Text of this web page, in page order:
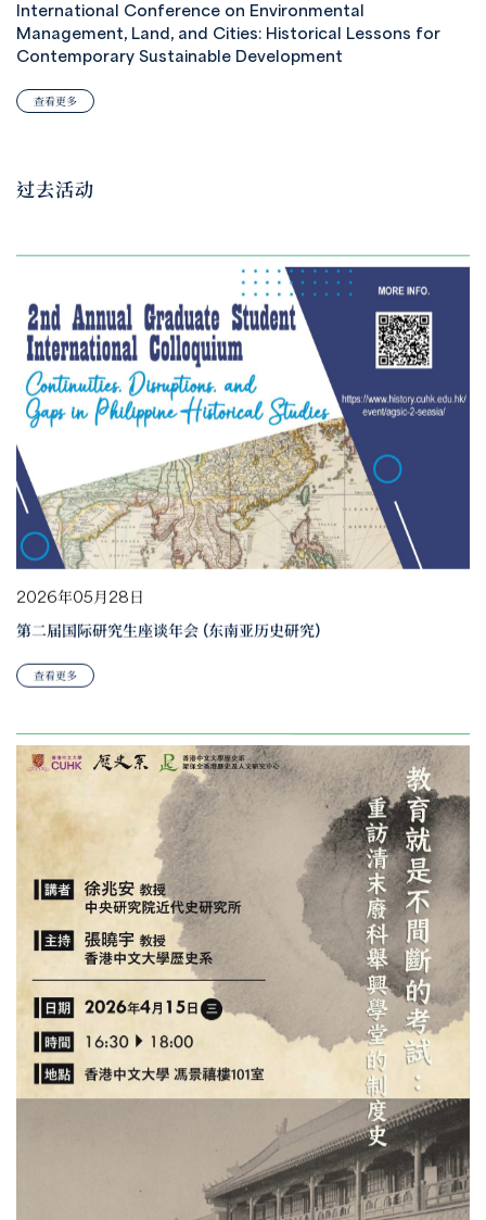
International Conference on Environmental
Management, Land, and Cities: Historical Lessons for
Contemporary Sustainable Development
查看更多
过去活动
2026年05月28日
第二届国际研究生座谈年会 (东南亚历史研究)
查看更多